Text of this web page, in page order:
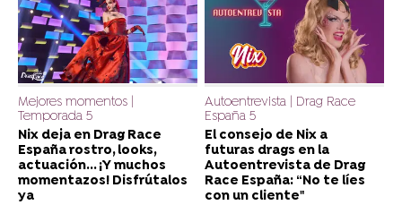
Mejores momentos |
Temporada 5
Nix deja en Drag Race
España rostro, looks,
actuación... ¡Y muchos
momentazos! Disfrútalos
ya
Autoentrevista | Drag Race
España 5
El consejo de Nix a
futuras drags en la
Autoentrevista de Drag
Race España: “No te líes
con un cliente"